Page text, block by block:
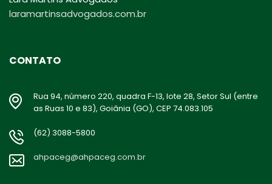
laramartinsadvogados.com.br
CONTATO
Rua 94, número 220, quadra F-13, lote 28, Setor Sul (entre
as Ruas 10 e 83), Goiânia (GO), CEP 74.083.105
(62) 3088-5800
ahpaceg@ahpaceg.com.br